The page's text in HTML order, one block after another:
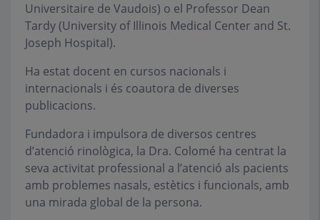
Universitaire de Vaudois) o el Professor Dean
Tardy (University of Illinois Medical Center and St.
Joseph Hospital).
Ha estat docent en cursos nacionals i
internacionals i és coautora de diverses
publicacions.
Fundadora i impulsora de diversos centres
d’atenció rinològica, la Dra. Colomé ha centrat la
seva activitat professional a l’atenció als pacients
amb problemes nasals, estètics i funcionals, amb
una mirada global de la persona.